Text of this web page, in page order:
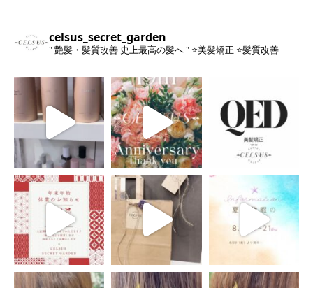
celsus_secret_garden
" 艶髪・髪質改善 史上最高の髪へ " ⭐️美髪矯正 ⭐️髪質改善